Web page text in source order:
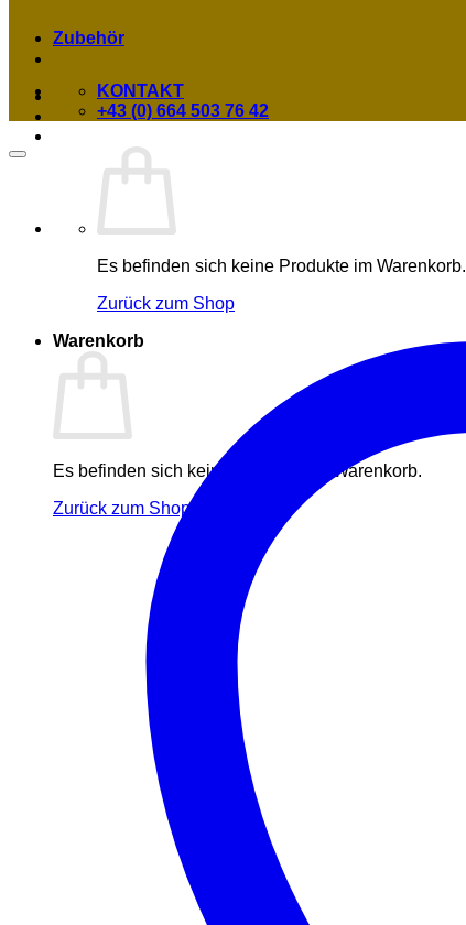
Es befinden sich keine Produkte im Warenkorb.
Zurück zum Shop
Warenkorb
Es befinden sich keine Produkte im Warenkorb.
Zurück zum Shop
Zubehör
KONTAKT
+43 (0) 664 503 76 42